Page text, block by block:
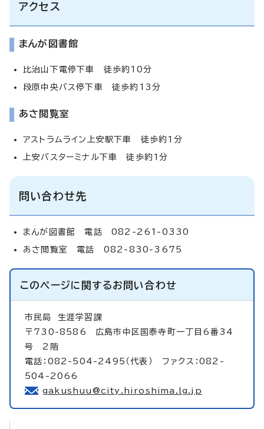
アクセス
まんが図書館
比治山下電停下車 徒歩約10分
段原中央バス停下車 徒歩約13分
あさ閲覧室
アストラムライン上安駅下車 徒歩約1分
上安バスターミナル下車 徒歩約1分
問い合わせ先
まんが図書館 電話 082-261-0330
あさ閲覧室 電話 082-830-3675
このページに関するお問い合わせ
市民局 生涯学習課
〒730-8586 広島市中区国泰寺町一丁目6番34
号 2階
電話：082-504-2495（代表） ファクス：082-
504-2066
gakushuu@city.hiroshima.lg.jp